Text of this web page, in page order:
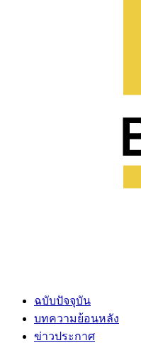
ฉบับปัจจุบัน
บทความย้อนหลัง
ข่าวประกาศ